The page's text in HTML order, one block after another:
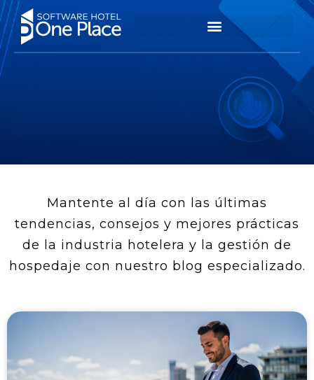
Mantente al día con las últimas
tendencias, consejos y mejores prácticas
de la industria hotelera y la gestión de
hospedaje con nuestro blog especializado.